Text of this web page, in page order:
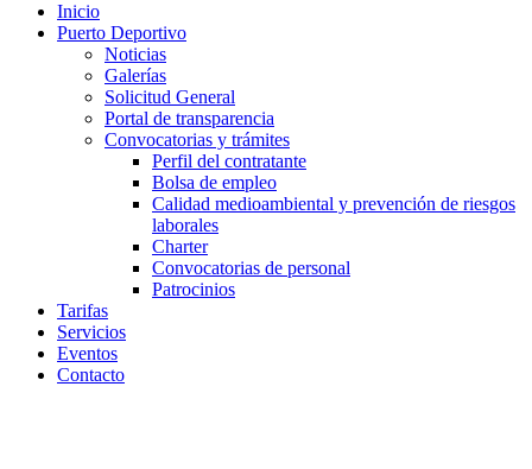
Inicio
Puerto Deportivo
Noticias
Galerías
Solicitud General
Portal de transparencia
Convocatorias y trámites
Perfil del contratante
Bolsa de empleo
Calidad medioambiental y prevención de riesgos
laborales
Charter
Convocatorias de personal
Patrocinios
Tarifas
Servicios
Eventos
Contacto